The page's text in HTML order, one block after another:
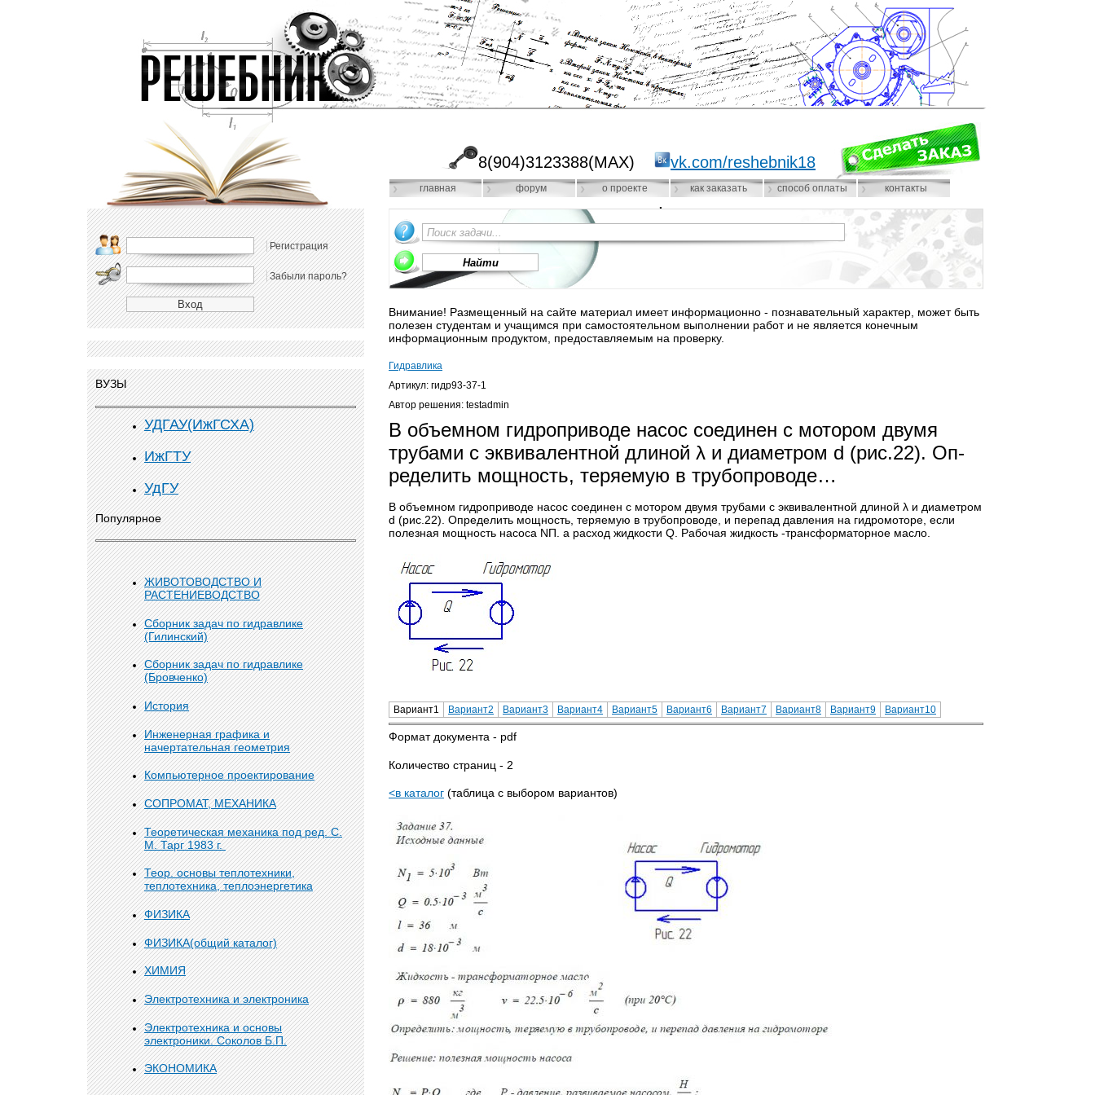
8(904)3123388(MAX) vk.com/reshebnik18
главная форум о проекте как заказать способ оплаты контакты
Регистрация
Забыли пароль?
ВУЗЫ
УДГАУ(ИжГСХА)
ИжГТУ
УдГУ
Популярное
ЖИВОТОВОДСТВО И
РАСТЕНИЕВОДСТВО
Сборник задач по гидравлике
(Гилинский)
Сборник задач по гидравлике
(Бровченко)
История
Инженерная графика и
начертательная геометрия
Компьютерное проектирование
СОПРОМАТ, МЕХАНИКА
Теоретическая механика под ред. С.
М. Тарг 1983 г.
Теор. основы теплотехники,
теплотехника, теплоэнергетика
ФИЗИКА
ФИЗИКА(общий каталог)
ХИМИЯ
Электротехника и электроника
Электротехника и основы
электроники. Соколов Б.П.
ЭКОНОМИКА
Внимание! Размещенный на сайте материал имеет информационно - познавательный характер, может быть
полезен студентам и учащимся при самостоятельном выполнении работ и не является конечным
информационным продуктом, предоставляемым на проверку.
Гидравлика
Артикул: гидр93-37-1
Автор решения: testadmin
В объемном гидроприводе насос соединен с мотором двумя
трубами с эквивалентной длиной λ и диаметром d (рис.22). Оп­
ределить мощность, теряемую в трубопроводе…
В объемном гидроприводе насос соединен с мотором двумя трубами с эквивалентной длиной λ и диаметром
d (рис.22). Оп­ределить мощность, теряемую в трубопроводе, и перепад давле­ния на гидромоторе, если
полезная мощность насоса NП. а рас­ход жидкости Q. Рабочая жидкость -трансформаторное масло.
Вариант1 Вариант2 Вариант3 Вариант4 Вариант5 Вариант6 Вариант7 Вариант8 Вариант9 Вариант10
Формат документа - pdf
Количество страниц - 2
<в каталог (таблица с выбором вариантов)